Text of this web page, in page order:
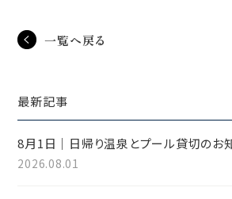
一覧へ戻る
最新記事
8月1日｜日帰り温泉とプール貸切のお
2026.08.01